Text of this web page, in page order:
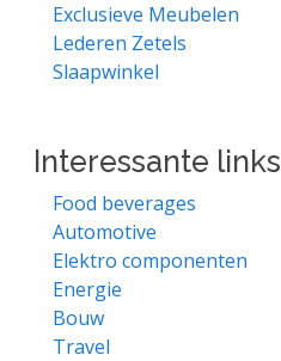
Exclusieve Meubelen
Lederen Zetels
Slaapwinkel
Interessante links
Food beverages
Automotive
Elektro componenten
Energie
Bouw
Travel